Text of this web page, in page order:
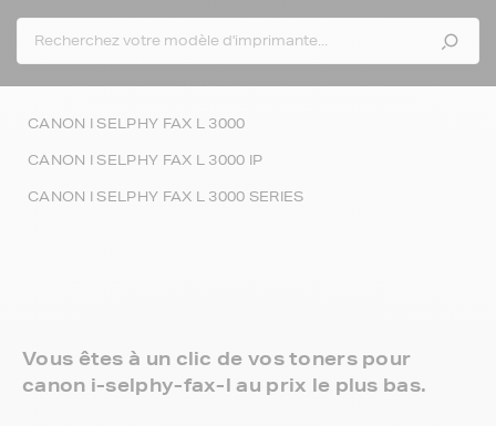
CANON I SELPHY FAX L 3000
CANON I SELPHY FAX L 3000 IP
CANON I SELPHY FAX L 3000 SERIES
Vous êtes à un clic de vos toners pour
canon i-selphy-fax-l au prix le plus bas.